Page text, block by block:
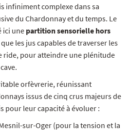
infiniment complexe dans sa
du Chardonnay et du temps. Le
ici une partition sensorielle hors
les jus capables de traverser les
ride, pour atteindre une plénitude
orfèvrerie, réunissant
issus de cinq crus majeurs de
pour leur capacité à évoluer :
sur-Oger (pour la tension et la